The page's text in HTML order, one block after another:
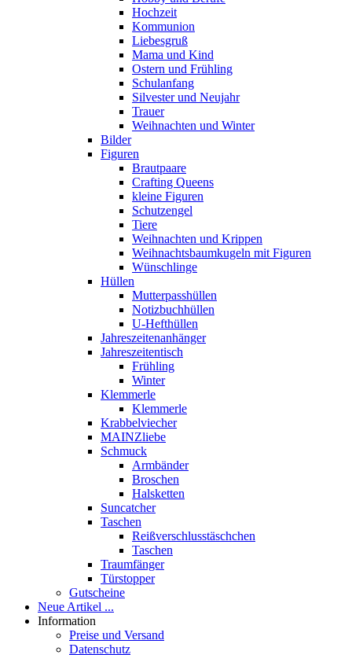
Hochzeit
Kommunion
Liebesgruß
Mama und Kind
Ostern und Frühling
Schulanfang
Silvester und Neujahr
Trauer
Weihnachten und Winter
Bilder
Figuren
Brautpaare
Crafting Queens
kleine Figuren
Schutzengel
Tiere
Weihnachten und Krippen
Weihnachtsbaumkugeln mit Figuren
Wünschlinge
Hüllen
Mutterpasshüllen
Notizbuchhüllen
U-Hefthüllen
Jahreszeitenanhänger
Jahreszeitentisch
Frühling
Winter
Klemmerle
Klemmerle
Krabbelviecher
MAINZliebe
Schmuck
Armbänder
Broschen
Halsketten
Suncatcher
Taschen
Reißverschlusstäschchen
Taschen
Traumfänger
Türstopper
Gutscheine
Neue Artikel ...
Information
Preise und Versand
Datenschutz